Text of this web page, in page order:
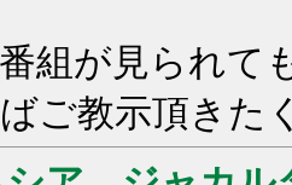
組が見られて
ご教示頂きた